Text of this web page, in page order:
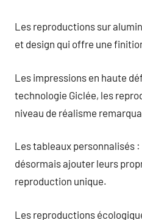
Les reproductions sur
et design qui offre une
Les impressions en haute
technologie Giclée, les
niveau de réalisme
Les tableaux personnalisés
désormais ajouter leurs
reproduction unique.
Les reproductions